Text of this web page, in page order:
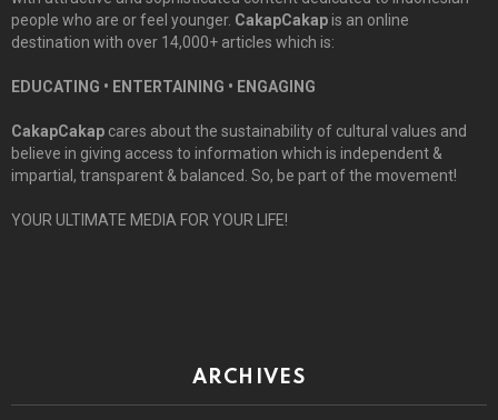
people who are or feel younger. CakapCakapis an online
destination with over 14,000+ articles which is:
EDUCATING • ENTERTAINING • ENGAGING
CakapCakap cares about the sustainability of cultural values and
believe in giving access to information which is independent &
impartial, transparent & balanced. So, be part of the movement!
YOUR ULTIMATE MEDIA FOR YOUR LIFE!
ARCHIVES